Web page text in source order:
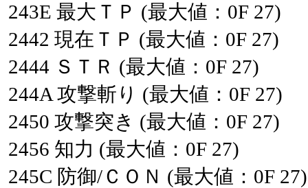
243E 最大ＴＰ (最大値：0F 27)
2442 現在ＴＰ (最大値：0F 27)
2444 ＳＴＲ (最大値：0F 27)
244A 攻撃斬り (最大値：0F 27)
2450 攻撃突き (最大値：0F 27)
2456 知力 (最大値：0F 27)
245C 防御/ＣＯＮ (最大値：0F 27)